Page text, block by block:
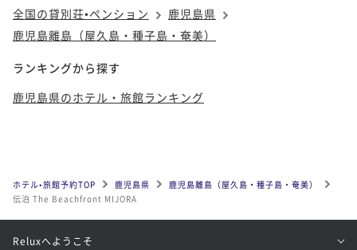
全国の貸別荘•ペンション
鹿児島県
鹿児島離島（屋久島・種子島・奄美）
ランキングから探す
鹿児島県のホテル・旅館ランキング
ホテル•旅館予約TOP 鹿児島県
鹿児島離島（屋久島・種子島・奄美）
伝泊 The Beachfront MIJORA
Reluxへようこそ